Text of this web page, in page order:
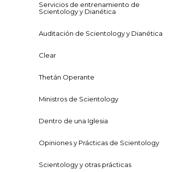
Servicios de entrenamiento de
Scientology y Dianética
Auditación de Scientology y Dianética
Clear
Thetán Operante
Ministros de Scientology
Dentro de una Iglesia
Opiniones y Prácticas de Scientology
Scientology y otras prácticas